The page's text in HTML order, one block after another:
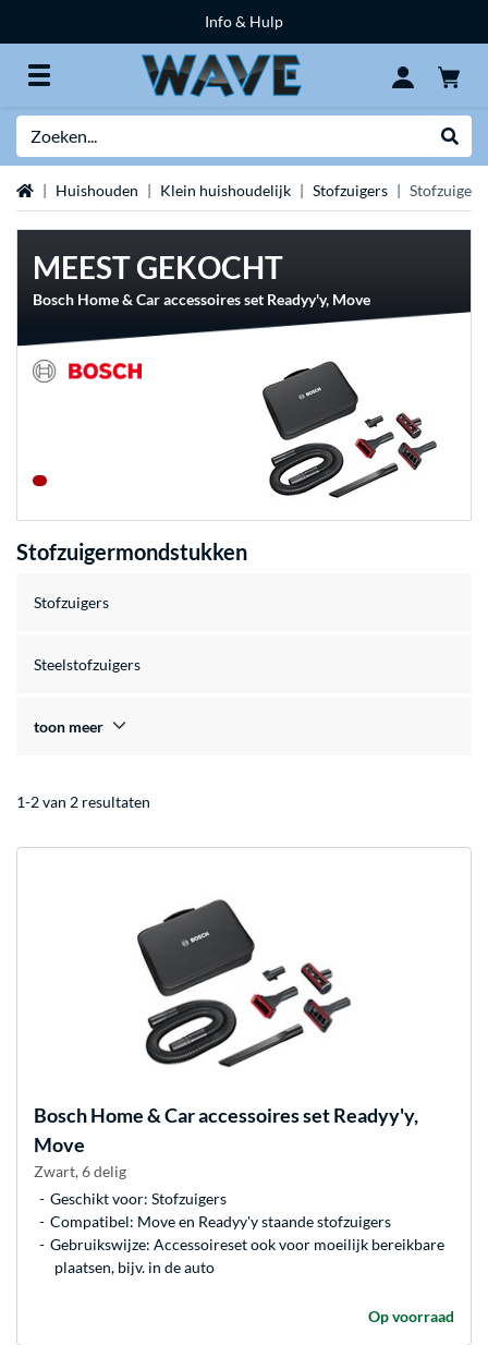
Info & Hulp
Home Huishouden Klein huishoudelijk Stofzuigers
MEEST GEKOCHT
Bosch Home & Car accessoires set Readyy'y, Move
Stofzuigermondstukken
Stofzuigers
Steelstofzuigers
toon meer
1-2 van 2 resultaten
BoschHome & Car accessoires set Readyy'y,
Move
Zwart, 6 delig
Geschikt voor: Stofzuigers
Compatibel: Move en Readyy'y staande stofzuigers
Gebruikswijze: Accessoireset ook voor moeilijk bereikbare
plaatsen, bijv. in de auto
Op voorraad